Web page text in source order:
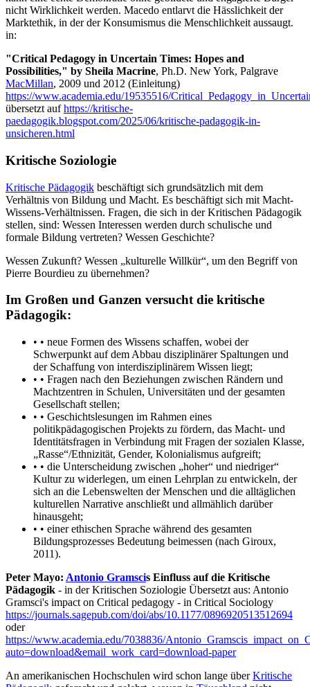
nicht Wirklichkeit werden. Macedo entlarvt die Hässlichkeit der
Marktethik, in der der Konsumismus die Menschlichkeit aussaugt.
in:
"Critical Pedagogy in Uncertain Times: Hopes and
Possibilities," by Sheila Macrine, Ph.D. New York, Palgrave
MacMillan, 2009 und 2012 (Einleitung)
https://www.academia.edu/19535516/
übersetzt aufhttps://kritische-
paedagogik.blogspot.com/2025/06/kritische-padagogik-in-
unsicheren.html
Kritische Soziologie
Kritische Pädagogik beschäftigt sich grundsätzlich mit dem
Verhältnis von Bildung und Macht. Es beschäftigt sich mit Macht-
Wissens-Verhältnissen. Fragen, die sich in der Kritischen Pädagogik
stellen, sind: Wessen Interessen werden durch schulische und
formale Bildung vertreten? Wessen Geschichte?
Wessen Zukunft? Wessen „kulturelle Willkür“, um den Begriff von
Pierre Bourdieu zu übernehmen?
Im Großen und Ganzen versucht die kritische
Pädagogik:
• • neue Formen des Wissens schaffen, wobei der
Schwerpunkt auf dem Abbau disziplinärer Spaltungen und
der Schaffung von interdisziplinärem Wissen liegt;
• • Fragen nach den Beziehungen zwischen Rändern und
Machtzentren in Schulen, Universitäten und der gesamten
Gesellschaft stellen;
• • Geschichtslesungen im Rahmen eines
politikpädagogischen Projekts zu fördern, das Macht- und
Identitätsfragen in Verbindung mit Fragen der sozialen Klasse,
„Rasse“/Ethnizität, Gender, Kolonialismus aufgreift;
• • die Unterscheidung zwischen „hoher“ und niedriger“
Kultur zu widerlegen, um einen Lehrplan zu entwickeln, der
sich an die Lebenswelten der Menschen und die alltäglichen
kulturellen Narrative anschließt und allmählich darüber
hinausgeht;
• • einer ethischen Sprache während des gesamten
Bildungsprozesses Bedeutung beimessen (nach Giroux,
2011).
Peter Mayo: Antonio Gramscis Einfluss auf die Kritische
Pädagogik - in der Kritischen Soziologie Übersetzt aus: Antonio
Gramsci's impact on Critical pedagogy - in Critical Sociology
https://journals.sagepub.com/doi/abs/10.1177/0896920513512694
oder
https://www.academia.edu/7038836/
auto=download&email_work_card=download-paper
An amerikanischen Hochschulen wird schon lange überKritische